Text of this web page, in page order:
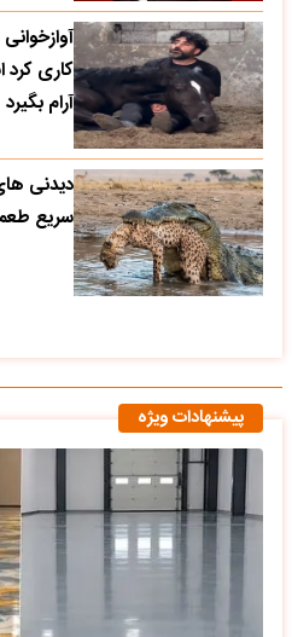
کاری
آرام بگیرد
دیدنی
سریع
پیشنهادات ویژه